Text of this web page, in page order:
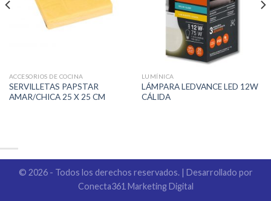
ACCESORIOS DE COCINA
SERVILLETAS PAPSTAR
AMAR/CHICA 25 X 25 CM
LUMÍNICA
LÁMPARA LEDVANCE LED 12W
CÁLIDA
© 2026 - Todos los derechos reservados. | Desarrollado por
Conecta361 Marketing Digital